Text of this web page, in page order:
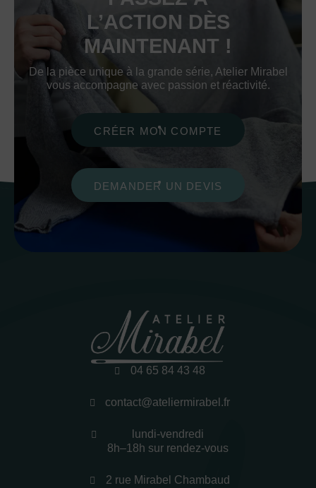
L’ACTION DÈS
MAINTENANT !
De la pièce unique à la grande série, Atelier Mirabel
vous accompagne avec passion et réactivité.
CRÉER MON COMPTE
DEMANDER UN DEVIS
04 65 84 43 48
contact@ateliermirabel.fr
lundi-vendredi
8h–18h sur rendez-vous
2 rue Mirabel Chambaud